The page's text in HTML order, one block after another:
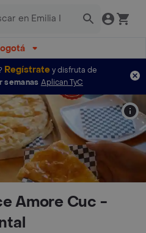
Regístratey disfruta de
semanas Aplican TyC
Amore Cuc -